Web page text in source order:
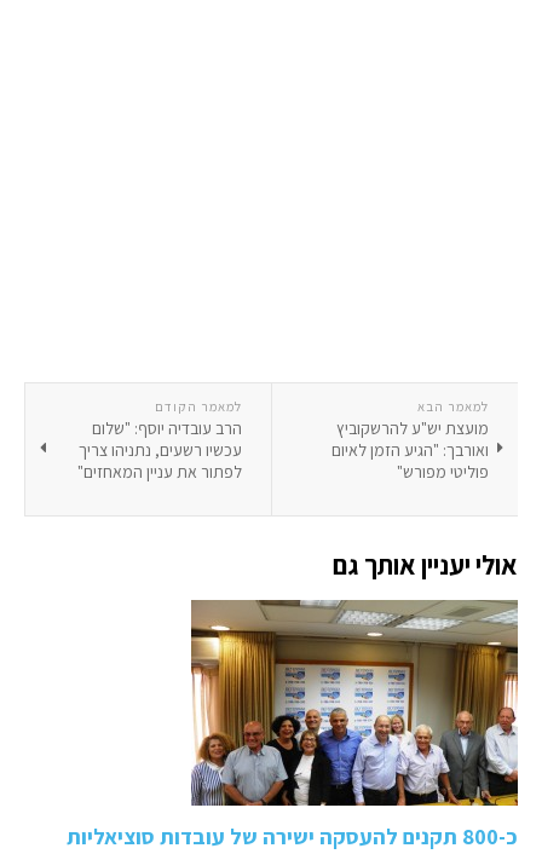
למאמר הקודם
הרב עובדיה יוסף: "שלום
עכשיו רשעים, נתניהו צריך
לפתור את עניין המאחזים"
למאמר הבא
מועצת יש"ע להרשקוביץ
ואורבך: "הגיע הזמן לאיום
פוליטי מפורש"
אולי יעניין אותך גם
כ-800 תקנים להעסקה ישירה של עובדות סוציאליות